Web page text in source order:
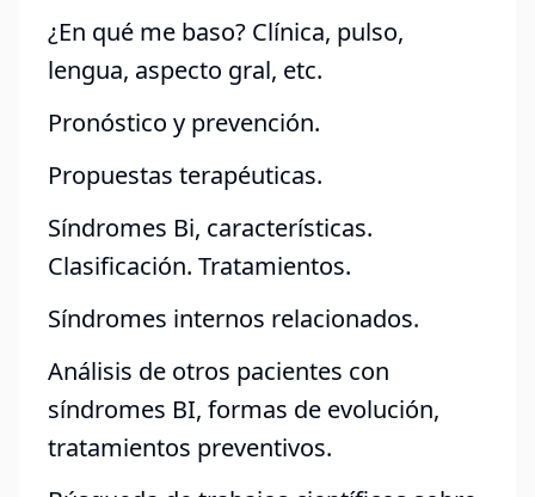
¿En qué me baso? Clínica, pulso,
lengua, aspecto gral, etc.
Pronóstico y prevención.
Propuestas terapéuticas.
Síndromes Bi, características.
Clasificación. Tratamientos.
Síndromes internos relacionados.
Análisis de otros pacientes con
síndromes BI, formas de evolución,
tratamientos preventivos.